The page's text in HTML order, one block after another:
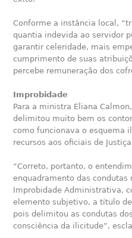
Conforme a instância local,
quantia indevida ao servidor
garantir celeridade, mais
cumprimento de suas
percebe remuneração dos
Improbidade
Para a ministra Eliana
delimitou muito bem os
como funcionava o esquema
recursos aos oficiais de
“Correto, portanto, o
enquadramento das condutas
Improbidade Administrativa,
elemento subjetivo, a título
pois delimitou as condutas
consciência da ilicitude”,